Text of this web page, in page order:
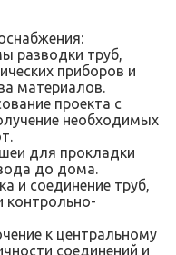
разводки труб,
приборов и
материалов.
проекта с
необходимых
для прокладки
до дома.
и соединение труб,
контрольно-
к центральному
соединений и